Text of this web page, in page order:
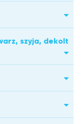
szyja, dekolt